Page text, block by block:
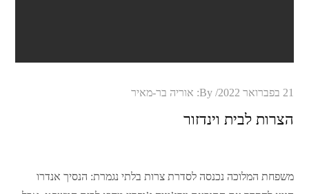
Posted
21 בפברואר 2022 By: אוריה בר-מאיר
הצרות לבית וינדזור
משפחת המלוכה נכנסה לסדרת צרות בלתי נגמרת: הנסיך אנדרו